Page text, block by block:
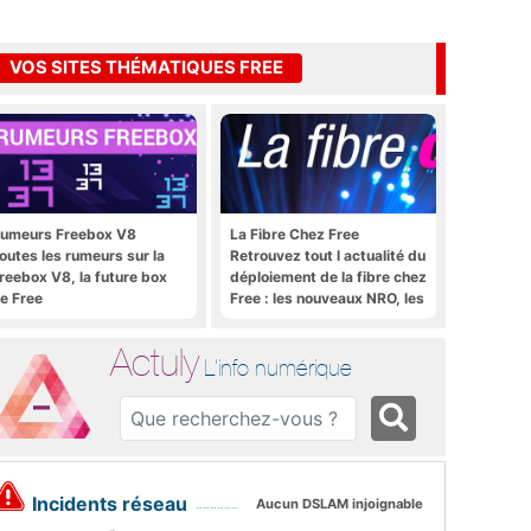
VOS SITES THÉMATIQUES FREE
Freebox V8
les rumeurs sur la
V8, la future box
Free
La Fibre Chez Free
Retrouvez tout l actualité du
déploiement de la fibre chez
Free : les nouveaux NRO, les
Actuly L'info numérique
Incidents réseau Aucun DSLAM injoignable